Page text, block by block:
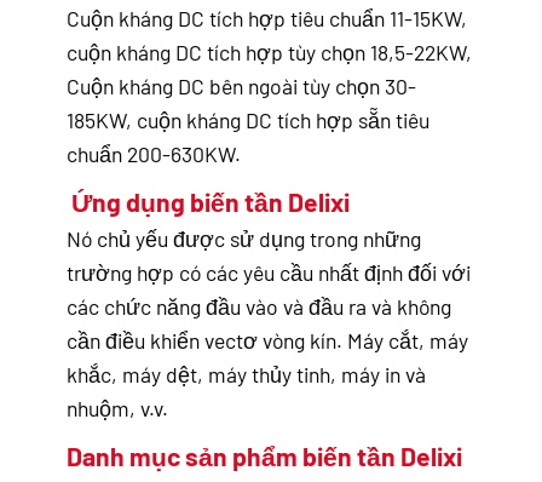
Cuộn kháng DC tích hợp tiêu chuẩn 11-15KW,
cuộn kháng DC tích hợp tùy chọn 18,5-22KW,
Cuộn kháng DC bên ngoài tùy chọn 30-
185KW, cuộn kháng DC tích hợp sẵn tiêu
chuẩn 200-630KW.
Ứng dụng biến tần Delixi
Nó chủ yếu được sử dụng trong những
trường hợp có các yêu cầu nhất định đối với
các chức năng đầu vào và đầu ra và không
cần điều khiển vectơ vòng kín. Máy cắt, máy
khắc, máy dệt, máy thủy tinh, máy in và
nhuộm, v.v.
Danh mục sản phẩm biến tần Delixi